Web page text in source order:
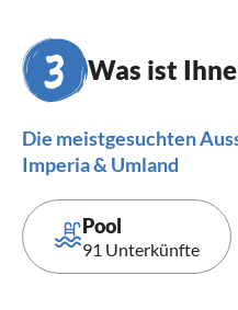
Was ist
Die meistgesuchten
Imperia & Umland
Pool
91 Unterkünfte